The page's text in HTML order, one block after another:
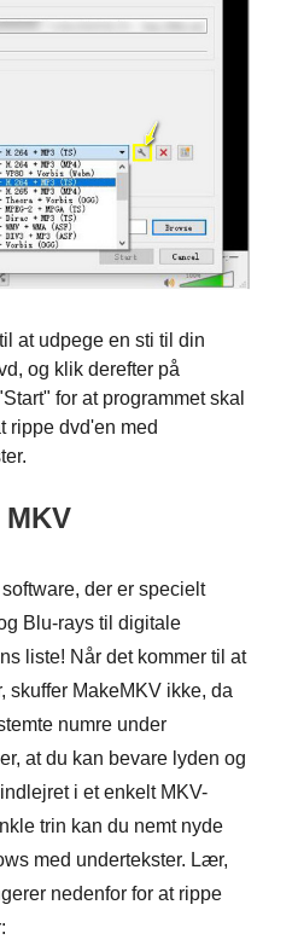
at udpege en sti til din
og klik derefter på
for at programmet skal
rippe dvd'en med
der er specielt
Blu-rays til digitale
liste! Når det kommer til at
skuffer MakeMKV ikke, da
numre under
at du kan bevare lyden og
i et enkelt MKV-
trin kan du nemt nyde
med undertekster. Lær,
nedenfor for at rippe